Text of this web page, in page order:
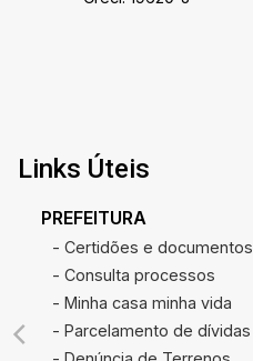
Links Úteis
PREFEITURA
- Certidões e documentos
- Consulta processos
- Minha casa minha vida
- Parcelamento de dívidas